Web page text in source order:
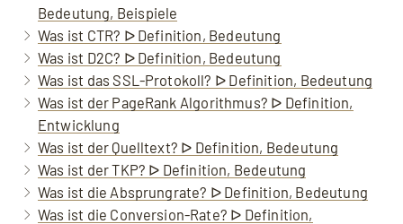
Bedeutung, Beispiele
Was ist CTR? ᐅ Definition, Bedeutung
Was ist D2C? ᐅ Definition, Bedeutung
Was ist das SSL-Protokoll? ᐅ Definition, Bedeutung
Was ist der PageRank Algorithmus? ᐅ Definition,
Entwicklung
Was ist der Quelltext? ᐅ Definition, Bedeutung
Was ist der TKP? ᐅ Definition, Bedeutung
Was ist die Absprungrate? ᐅ Definition, Bedeutung
Was ist die Conversion-Rate? ᐅ Definition,